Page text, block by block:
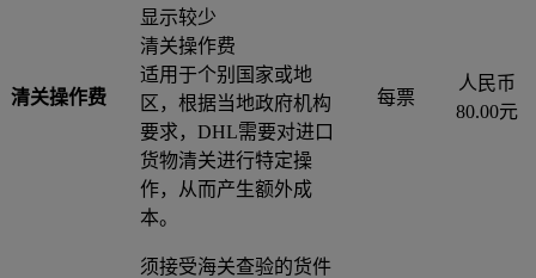
清关操作费
显示较少
清关操作费
适用于个别国家或地
区，根据当地政府机构
要求，DHL需要对进口
货物清关进行特定操
作，从而产生额外成
本。
每票
人民币
80.00元
须接受海关查验的货件